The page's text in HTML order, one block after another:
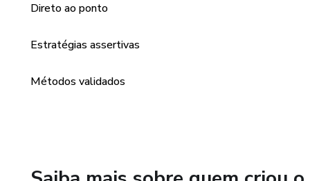
Direto ao ponto
Estratégias assertivas
Métodos validados